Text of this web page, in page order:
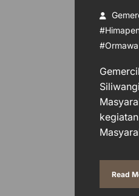
#Ormawa
Read